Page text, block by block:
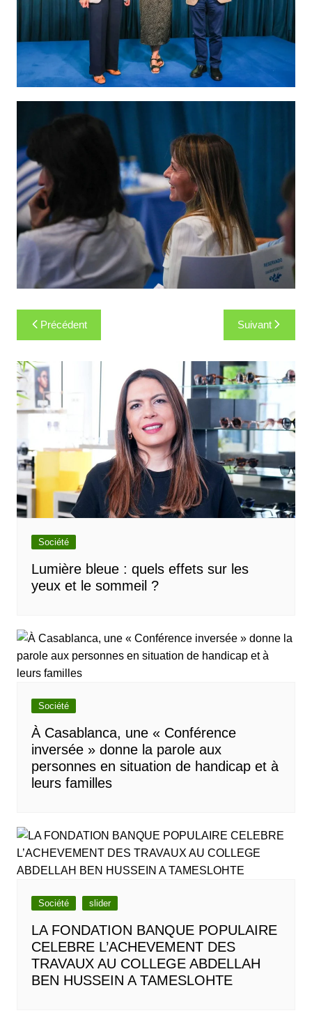
Navigation
de
l’article
Précédent Suivant
Société
Lumière bleue : quels effets sur les
yeux et le sommeil ?
Société
À Casablanca, une « Conférence
inversée » donne la parole aux
personnes en situation de handicap et à
leurs familles
Société slider
LA FONDATION BANQUE POPULAIRE
CELEBRE L’ACHEVEMENT DES
TRAVAUX AU COLLEGE ABDELLAH
BEN HUSSEIN A TAMESLOHTE